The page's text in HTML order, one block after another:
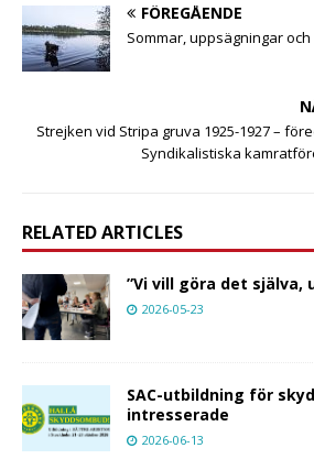
FÖREGÅENDE
Sommar, uppsägningar
Strejken vid Stripa gruva 1925-1927 –
Syndikalistiska
RELATED ARTICLES
”Vi vill göra det själva,
2026-05-23
SAC-utbildning för
intresserade
2026-06-13